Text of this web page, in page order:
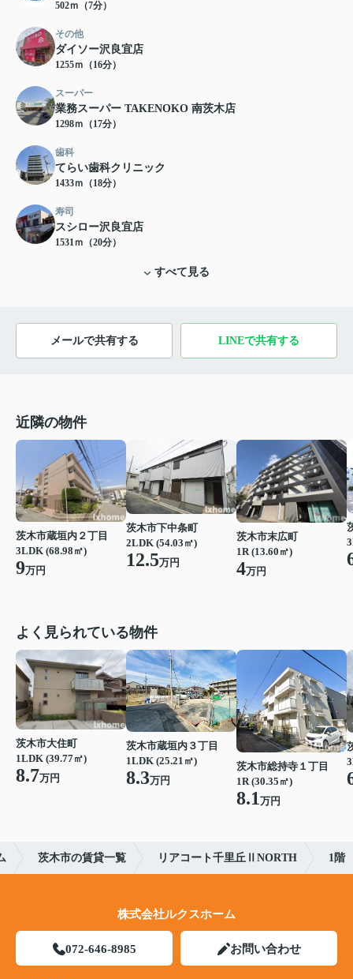
502ｍ（7分）
その他
ダイソー沢良宜店
1255ｍ（16分）
スーパー
業務スーパー TAKENOKO 南茨木店
1298ｍ（17分）
歯科
てらい歯科クリニック
1433ｍ（18分）
寿司
スシロー沢良宜店
1531ｍ（20分）
すべて見る
メールで共有する LINEで共有する
近隣の物件
茨木市蔵垣内２丁目
3LDK (68.98㎡)
9万円
茨木市下中条町
2LDK (54.03㎡)
12.5万円
茨木市末広町
1R (13.60㎡)
4万円
よく見られている物件
茨木市大住町
1LDK (39.77㎡)
8.7万円
茨木市蔵垣内３丁目
1LDK (25.21㎡)
8.3万円
茨木市総持寺１丁目
1R (30.35㎡)
8.1万円
茨木市の賃貸一覧 リアコート千里丘ⅡNORTH 1階
株式会社ルクスホーム
072-646-8985 お問い合わせ